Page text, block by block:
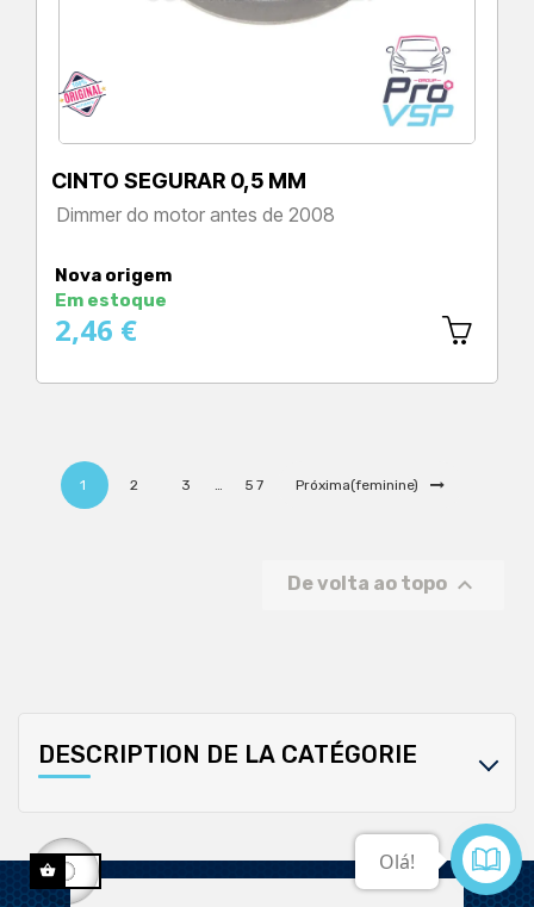
CINTO SEGURAR 0,5 MM
Dimmer do motor antes de 2008
Nova origem
Em estoque
2,46 €
1 2 3 57 Próxima(feminine)
De volta ao topo 
DESCRIPTION DE LA CATÉGORIE
Contate-nos